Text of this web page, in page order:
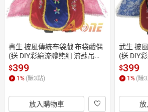
書生 披風傳統布袋戲 布袋戲偶
(送 DIY彩繪流體熊組 流蘇吊墜
戲偶架)表演布偶 木偶人偶玩偶
童玩 玩具 布袋戲手偶
$399
1% (賺3點)
放入購物車
武生 披
(送 DIY
戲偶架)
童玩 玩
$399
1% (賺3
放